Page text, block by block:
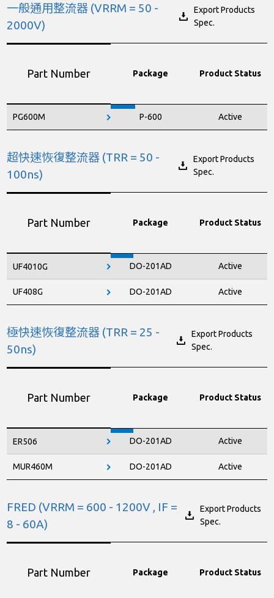
一般通用整流器 (VRRM = 50 -
2000V)
Export Products
Spec.
Part Number
PG600M
Package Product Status
P-600 Active
超快速恢復整流器 (TRR = 50 -
100ns)
Export Products
Spec.
Part Number
UF4010G
UF408G
Package Product Status
DO-201AD Active
DO-201AD Active
極快速恢復整流器 (TRR = 25 -
50ns)
Export Products
Spec.
Part Number
ER506
MUR460M
Package Product Status
DO-201AD Active
DO-201AD Active
FRED (VRRM = 600 - 1200V , IF =
8 - 60A)
Export Products
Spec.
Part Number Package Product Status